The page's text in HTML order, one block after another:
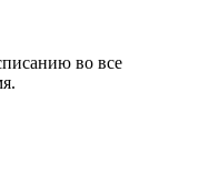
во все